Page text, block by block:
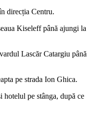
direcția Centru.
Kiseleff până ajungi la
Lascăr Catargiu până
pe strada Ion Ghica.
hotelul pe stânga, după ce